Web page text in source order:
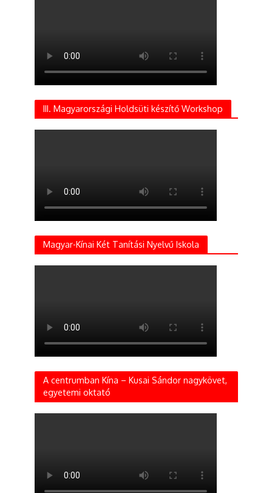
III. Magyarországi Holdsüti készítő Workshop
Magyar-Kínai Két Tanítási Nyelvű Iskola
A centrumban Kína – Kusai Sándor nagykövet,
egyetemi oktató